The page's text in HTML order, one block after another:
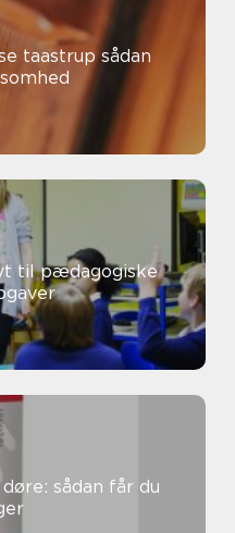
sådan
til pædagogiske
sådan får du